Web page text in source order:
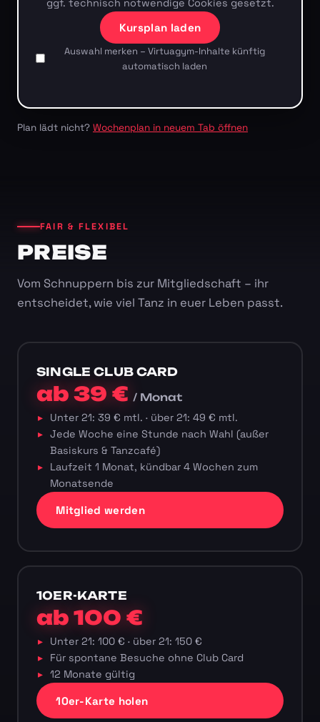
ggf. technisch notwendige Cookies gesetzt.
Kursplan laden
Auswahl merken – Virtuagym-Inhalte künftig
automatisch laden
Plan lädt nicht? Wochenplan in neuem Tab öffnen
FAIR & FLEXIBEL
PREISE
Vom Schnuppern bis zur Mitgliedschaft – ihr
entscheidet, wie viel Tanz in euer Leben passt.
SINGLE CLUB CARD
ab 39 €/ Monat
Unter 21: 39 € mtl. · über 21: 49 € mtl.
Jede Woche eine Stunde nach Wahl (außer
Basiskurs & Tanzcafé)
Laufzeit 1 Monat, kündbar 4 Wochen zum
Monatsende
Mitglied werden
10ER-KARTE
ab 100 €
Unter 21: 100 € · über 21: 150 €
Für spontane Besuche ohne Club Card
12 Monate gültig
10er-Karte holen